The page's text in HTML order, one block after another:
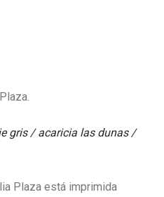
gris / acaricia las dunas /
Plaza está imprimida